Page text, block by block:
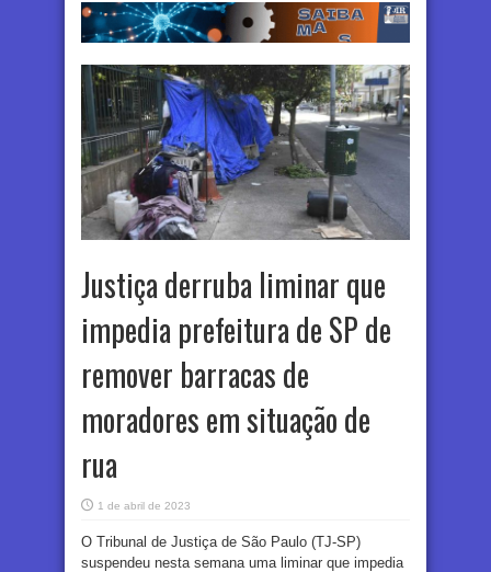
Justiça derruba liminar que
impedia prefeitura de SP de
remover barracas de
moradores em situação de
rua
1 de abril de 2023
O Tribunal de Justiça de São Paulo (TJ-SP)
suspendeu nesta semana uma liminar que impedia